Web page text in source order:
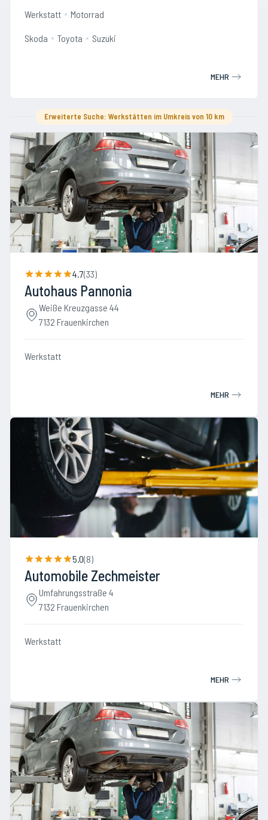
Werkstatt Motorrad
Skoda Toyota Suzuki
MEHR
Erweiterte Suche: Werkstätten im Umkreis von 10 km
4.7(33)
Autohaus Pannonia
Weiße Kreuzgasse 44
7132 Frauenkirchen
Werkstatt
MEHR
5.0(8)
Automobile Zechmeister
Umfahrungsstraße 4
7132 Frauenkirchen
Werkstatt
MEHR